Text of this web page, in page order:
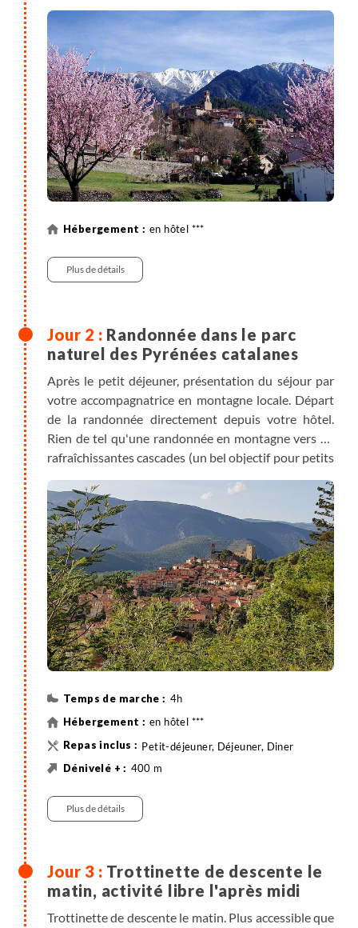
en hôtel ***
Plus de détails
Randonnée dans le parc
naturel des Pyrénées catalanes
Après le petit déjeuner, présentation du séjour par
votre accompagnatrice en montagne locale. Départ
de la randonnée directement depuis votre hôtel.
Rien de tel qu'une randonnée en montagne vers de
rafraîchissantes cascades (un bel objectif pour petits
et grands) pour bien démarrer ce séjour. En été, vous
apprécierez l'agréable fraîcheur de l'eau de la rivière
de Saint-Vincent qui descend tout droit des
Conques du Canigou. Les paysages de montagne,
l'ambiance des gorges et le grondement des
cascades sauront ravir toute la famille. Dîner et nuit
à l'hôtel ***.
4h
en hôtel ***
Petit-déjeuner, Déjeuner, Diner
400 m
Randonnée
Plus de détails
Trottinette de descente le
matin, activité libre l'après midi
Trottinette de descente le matin. Plus accessible que